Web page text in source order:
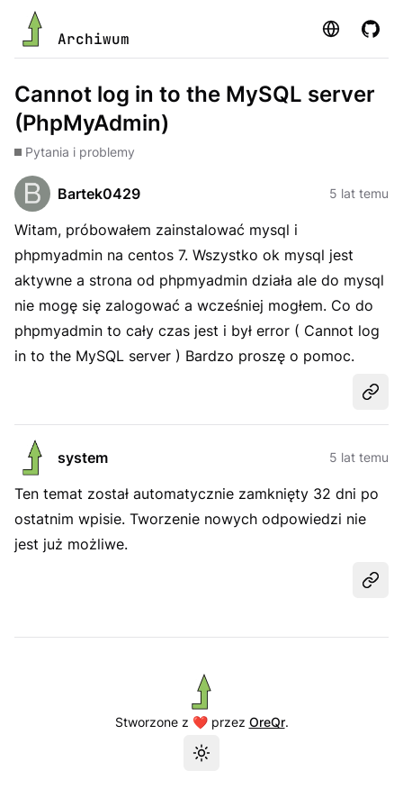
Archiwum Strona
Cannot log in to the MySQL server
(PhpMyAdmin)
Pytania i problemy
Bartek0429 5 lat temu
Witam, próbowałem zainstalować mysql i
phpmyadmin na centos 7. Wszystko ok mysql jest
aktywne a strona od phpmyadmin działa ale do mysql
nie mogę się zalogować a wcześniej mogłem. Co do
phpmyadmin to cały czas jest i był error ( Cannot log
in to the MySQL server ) Bardzo proszę o pomoc.
system 5 lat temu
Ten temat został automatycznie zamknięty 32 dni po
ostatnim wpisie. Tworzenie nowych odpowiedzi nie
jest już możliwe.
Stworzone z ❤️ przez OreQr.
Przełącz motyw